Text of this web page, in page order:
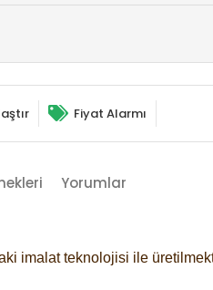
Fiyat Alarmı
Yorumlar
imalat teknolojisi ile